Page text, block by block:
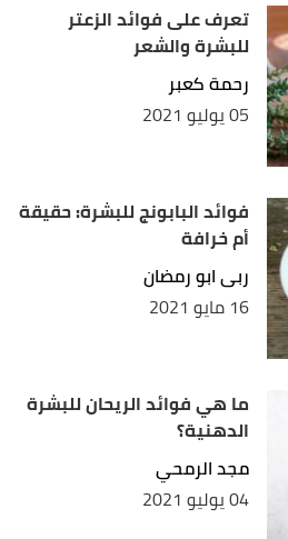
تعرف على فوائد الزعتر
للبشرة والشعر
رحمة كعبر
05 يوليو 2021
فوائد البابونج للبشرة: حقيقة
أم خرافة
ربى ابو رمضان
16 مايو 2021
ما هي فوائد الريحان للبشرة
الدهنية؟
مجد الرمحي
04 يوليو 2021